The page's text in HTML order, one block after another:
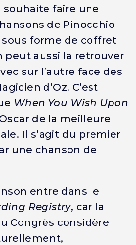
souhaite faire une
de Pinocchio
forme de coffret
peut aussi la retrouver
sur l’autre face des
d’Oz. C’est
When You Wish Upon
de la meilleure
Il s’agit du premier
une chanson de
entre dans le
Registry, car la
Congrès considère